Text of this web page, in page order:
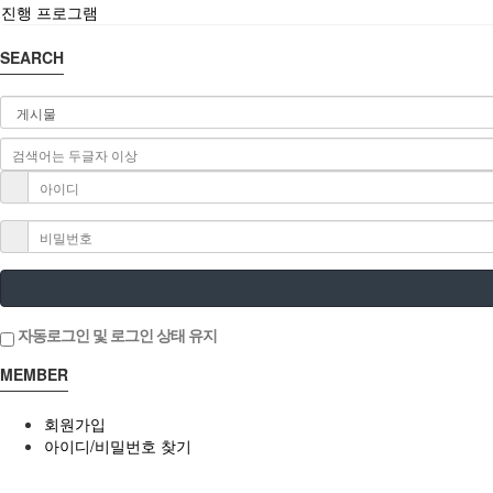
진행 프로그램
SEARCH
자동로그인 및 로그인 상태 유지
MEMBER
회원가입
아이디/비밀번호 찾기